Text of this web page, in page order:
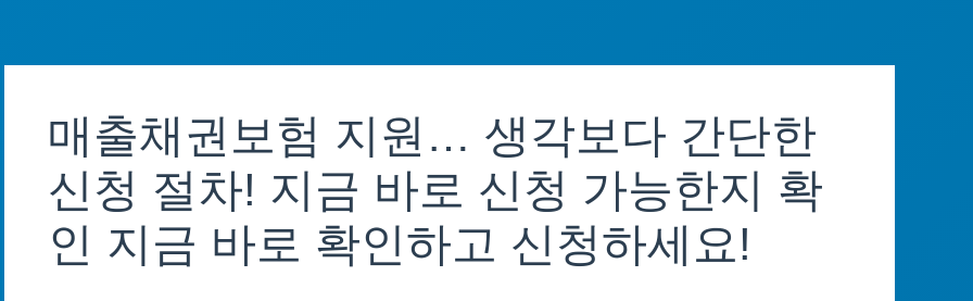
매출채권보험 지원… 생각보다 간단한
신청 절차! 지금 바로 신청 가능한지 확
인 지금 바로 확인하고 신청하세요!